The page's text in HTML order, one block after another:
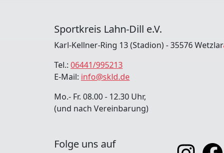
Sportkreis Lahn-Dill e.V.
Karl-Kellner-Ring 13 (Stadion) - 35576 Wetzlar
Tel.: 06441/995213
E-Mail: info@skld.de
Mo.- Fr. 08.00 - 12.30 Uhr,
(und nach Vereinbarung)
Folge uns auf